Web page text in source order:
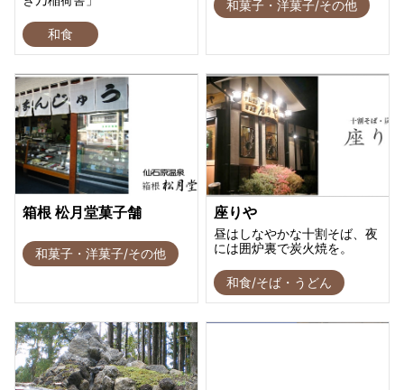
和食
和菓子・洋菓子/その他
箱根 松月堂菓子舗
和菓子・洋菓子/その他
座りや
昼はしなやかな十割そば、夜
には囲炉裏で炭火焼を。
和食/そば・うどん